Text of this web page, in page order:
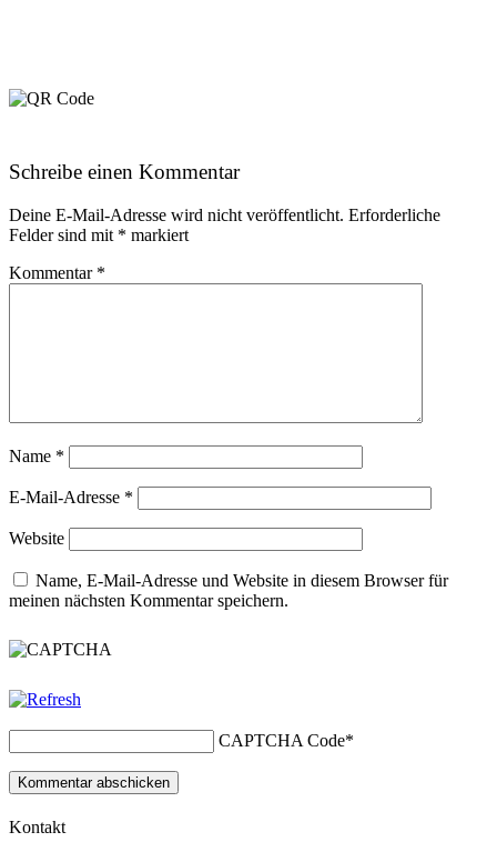
Schreibe einen Kommentar
Deine E-Mail-Adresse wird nicht veröffentlicht. Erforderliche
Felder sind mit * markiert
Kommentar *
Name *
E-Mail-Adresse *
Website
Name, E-Mail-Adresse und Website in diesem Browser für
meinen nächsten Kommentar speichern.
CAPTCHA Code*
Kontakt